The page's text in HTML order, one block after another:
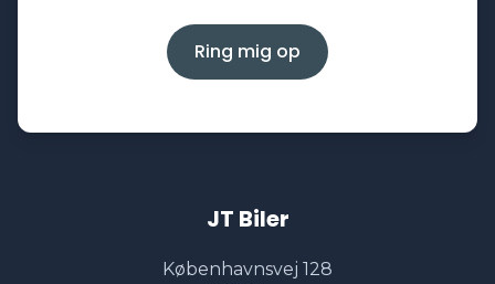
Ring mig op
JT Biler
Københavnsvej 128